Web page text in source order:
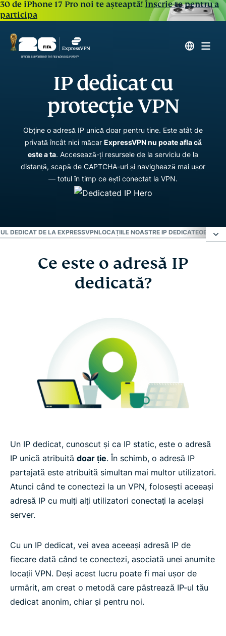
30 de iPhone 17 Pro noi te așteaptă! Înscrie-te pentru a
participa
IP dedicat cu
protecție VPN
Obține o adresă IP unică doar pentru tine. Este atât de
privată încât nici măcar ExpressVPN nu poate afla că
este a ta. Accesează-ți resursele de la serviciu de la
distanță, scapă de CAPTCHA-uri și navighează mai ușor
— totul în timp ce ești conectat la VPN.
DEDICAT DE LA EXPRESSVPNLOCAȚIILE NOASTRE IP DEDICATEOBȚINE
Ce este o adresă IP dedicată?
De ce să alegi IP-ul dedicat de la ExpressVPN
Obține un IP dedicat în 3 pași simpli
FAQ IP dedicat
Ce este o adresă IP
dedicată?
Un IP dedicat, cunoscut și ca IP static, este o adresă
IP unică atribuită doar ție. În schimb, o adresă IP
partajată este atribuită simultan mai multor utilizatori.
Atunci când te conectezi la un VPN, folosești aceeași
adresă IP cu mulți alți utilizatori conectați la același
server.
Cu un IP dedicat, vei avea aceeași adresă IP de
fiecare dată când te conectezi, asociată unei anumite
locații VPN. Deși acest lucru poate fi mai ușor de
urmărit, am creat o metodă care păstrează IP-ul tău
dedicat anonim, chiar și pentru noi.